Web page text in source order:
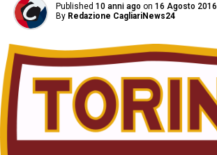
Published 10 anni ago on 16 Agosto 2016
By Redazione CagliariNews24